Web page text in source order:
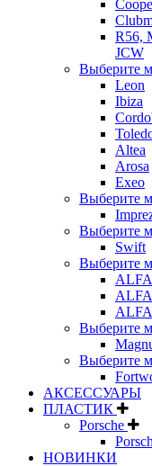
R56,
JCW
Выберите
Leon
Ibiza
Altea
Arosa
Exeo
Выберите
Выберите
Swift
Выберите
Выберите
Выберите
АКСЕССУАРЫ
ПЛАСТИК
Porsche
НОВИНКИ